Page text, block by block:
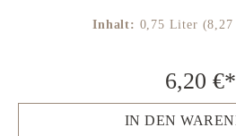
Inhalt: 0,75 Liter
6,20 €*
IN DEN